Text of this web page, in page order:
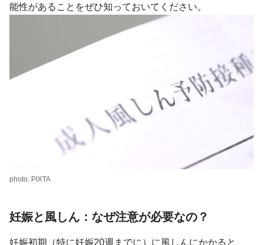
能性があることをぜひ知っておいてください。
photo: PIXTA
妊娠と風しん：なぜ注意が必要なの？
妊娠初期（特に妊娠20週までに）に風しんにかかると、